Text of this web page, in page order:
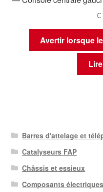
€
Avertir lorsque
Barres d'attelage et
Catalyseurs FAP
Châssis et essieux
Composants électriques